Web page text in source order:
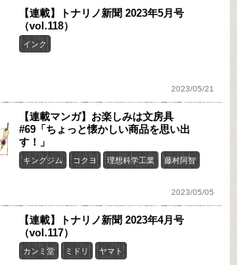
【連載】トナリノ新聞 2023年5月号
（vol.118）
インク
2023/05/21
【連載マンガ】お楽しみは文房具
#69「ちょっと懐かしい商品を思い出
す！」
キングジム コクヨ 理想科学工業 藤村阿智
2023/05/05
【連載】トナリノ新聞 2023年4月号
（vol.117）
カンミ堂 ミドリ ヤマト